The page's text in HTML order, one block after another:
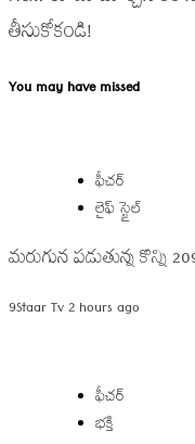
తీసుకోకండి!
You may have missed
ఫీచర్
లైఫ్ స్టైల్
మరుగున పడుతున్న కొన్ని
9Staar Tv2 hours ago
ఫీచర్
భక్తి